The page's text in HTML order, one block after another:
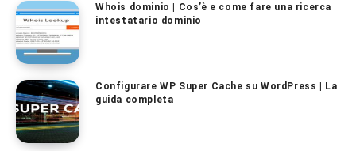
Whois dominio | Cos’è e come fare una ricerca
intestatario dominio
Configurare WP Super Cache su WordPress | La
guida completa